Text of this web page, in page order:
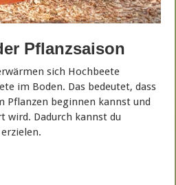
Pflanzsaison
sich Hochbeete
im Boden. Das bedeutet, dass
Pflanzen beginnen kannst und
wird. Dadurch kannst du